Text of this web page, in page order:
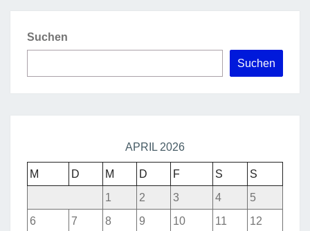
Suchen
Suchen
APRIL 2026
M D M D F S
S
1
2 3 4
5
6
7 8 9 10 11
12